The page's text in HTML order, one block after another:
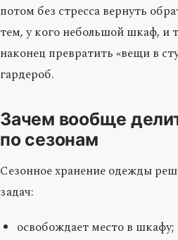
потом без стресса вернуть
тем, у кого небольшой шкаф, и
наконец превратить «вещи в
гардероб.
Зачем вообще
по сезонам
Сезонное хранение одежды
задач:
освобождает место в шкафу;